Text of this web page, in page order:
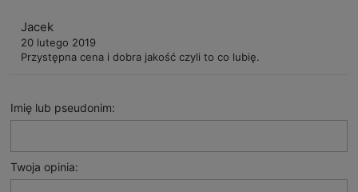
Jacek
20 lutego 2019
Przystępna cena i dobra jakość czyli to co lubię.
Imię lub pseudonim:
Twoja opinia: